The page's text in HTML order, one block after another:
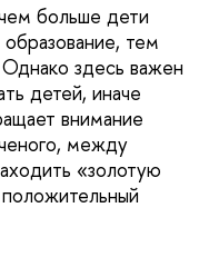
больше дети
тем
здесь важен
детей, иначе
внимание
между
«золотую